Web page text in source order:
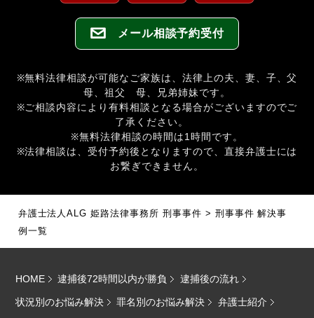
メール相談予約受付
※無料法律相談が可能なご家族は、法律上の夫、妻、子、父
母、祖父 母、兄弟姉妹です。
※ご相談内容により有料相談となる場合がございますのでご
了承ください。
※無料法律相談の時間は1時間です。
※法律相談は、受付予約後となりますので、直接弁護士には
お繋ぎできません。
弁護士法人ALG 姫路法律事務所 刑事事件 > 刑事事件 解決事
例一覧
HOME 逮捕後72時間以内が勝負 逮捕後の流れ
状況別のお悩み解決 罪名別のお悩み解決 弁護士紹介